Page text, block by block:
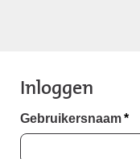
Inloggen
Gebruikersnaam*